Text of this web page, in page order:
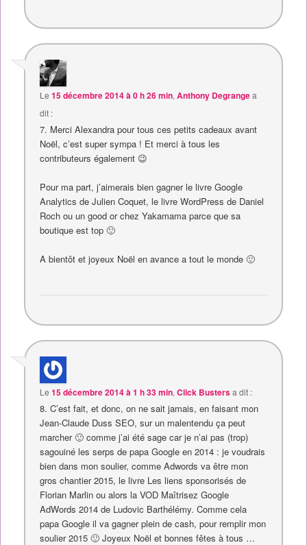
Le15 décembre 2014 à 0 h 26 min,Anthony Degrangea
dit :
7. Merci Alexandra pour tous ces petits cadeaux avant
Noël, c’est super sympa ! Et merci à tous les
contributeurs également 😉
Pour ma part, j’aimerais bien gagner le livre Google
Analytics de Julien Coquet, le livre WordPress de Daniel
Roch ou un good or chez Yakamama parce que sa
boutique est top 🙂
A bientôt et joyeux Noël en avance a tout le monde 🙂
Le15 décembre 2014 à 1 h 33 min,Click Bustersa dit :
8. C’est fait, et donc, on ne sait jamais, en faisant mon
Jean-Claude Duss SEO, sur un malentendu ça peut
marcher 🙂 comme j’ai été sage car je n’ai pas (trop)
sagouiné les serps de papa Google en 2014 : je voudrais
bien dans mon soulier, comme Adwords va être mon
gros chantier 2015, le livre Les liens sponsorisés de
Florian Marlin ou alors la VOD Maîtrisez Google
AdWords 2014 de Ludovic Barthélémy. Comme cela
papa Google il va gagner plein de cash, pour remplir mon
soulier 2015 🙂 Joyeux Noël et bonnes fêtes à tous …